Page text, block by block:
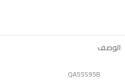
الوصف
QA55S95B